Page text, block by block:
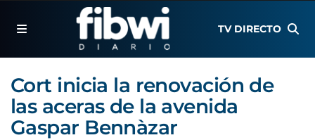
TV DIRECTO
Cort inicia la renovación de
las aceras de la avenida
Gaspar Bennàzar